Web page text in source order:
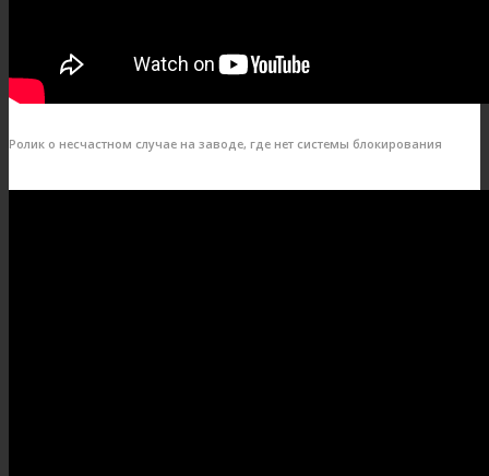
Ролик о несчастном случае на заводе, где нет системы блокирования